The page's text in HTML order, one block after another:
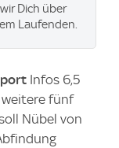
Dich über
Laufenden.
Infos 6,5
fünf
Nübel von